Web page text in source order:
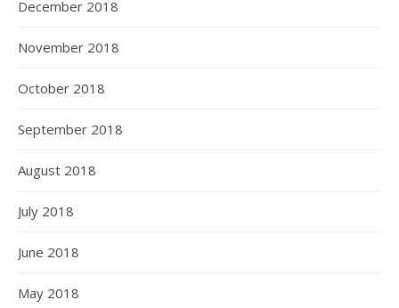
December 2018
November 2018
October 2018
September 2018
August 2018
July 2018
June 2018
May 2018